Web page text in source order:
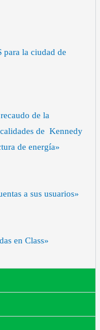
la ciudad de
de la
de Kennedy
de energía»
a sus usuarios»
en Class»